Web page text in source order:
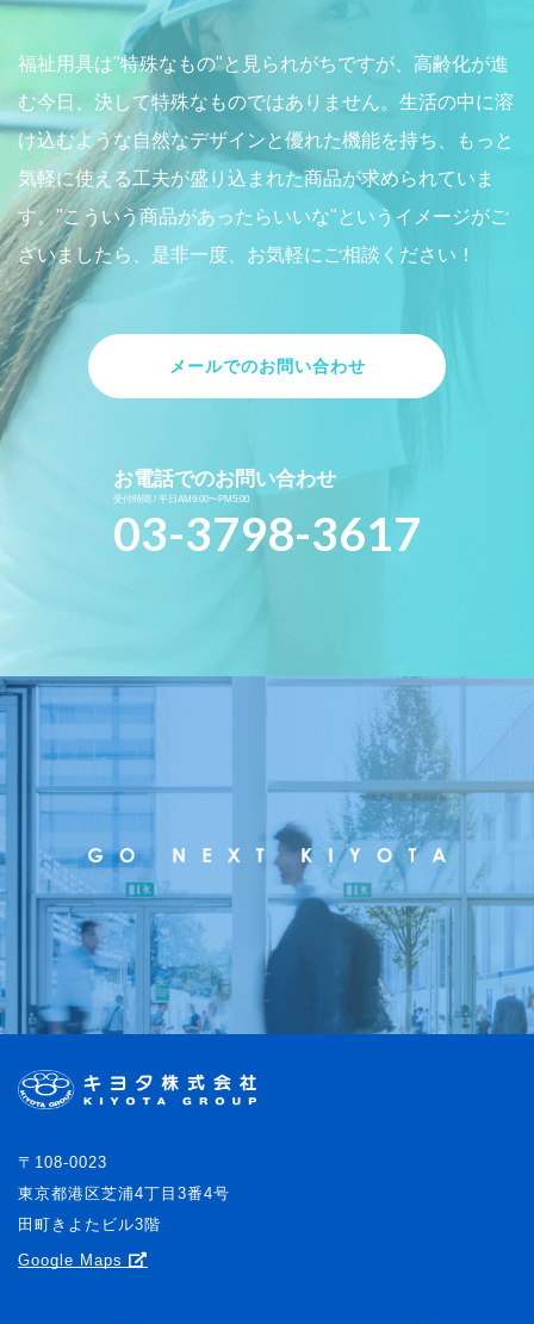
福祉用具は"特殊なもの"と見られがちですが、高齢化が進
む今日、決して特殊なものではありません。生活の中に溶
け込むような自然なデザインと優れた機能を持ち、もっと
気軽に使える工夫が盛り込まれた商品が求められていま
す。"こういう商品があったらいいな"というイメージがご
ざいましたら、是非一度、お気軽にご相談ください！
メールでのお問い合わせ
お電話でのお問い合わせ
受付時間 / 平日AM9:00〜PM5:00
03-3798-3617
〒108-0023
東京都港区芝浦4丁目3番4号
田町きよたビル3階
Google Maps